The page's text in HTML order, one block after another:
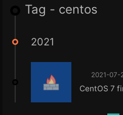
Tag - centos
2021
2021-07-
CentOS 7